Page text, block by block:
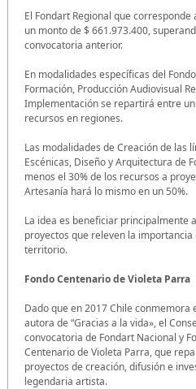
El Fondart Regional que
un monto de $ 661.973.400,
convocatoria anterior.
En modalidades específicas del
Formación, Producción Audiovisual
Implementación se repartirá entre
recursos en regiones.
Las modalidades de Creación de las
Escénicas, Diseño y Arquitectura de
menos el 30% de los recursos a
Artesanía hará lo mismo en un 50%.
La idea es beneficiar principalmente
proyectos que releven la
territorio.
Fondo Centenario de Violeta Parra
Dado que en 2017 Chile
autora de “Gracias a la vida», el
convocatoria de Fondart Nacional y
Centenario de Violeta Parra, que
proyectos de creación, difusión e
legendaria artista.